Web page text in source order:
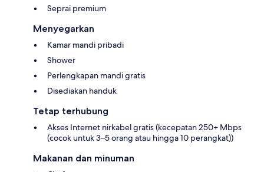
Seprai premium
Menyegarkan
Kamar mandi pribadi
Shower
Perlengkapan mandi gratis
Disediakan handuk
Tetap terhubung
Akses Internet nirkabel gratis (kecepatan 250+ Mbps
(cocok untuk 3–5 orang atau hingga 10 perangkat))
Makanan dan minuman